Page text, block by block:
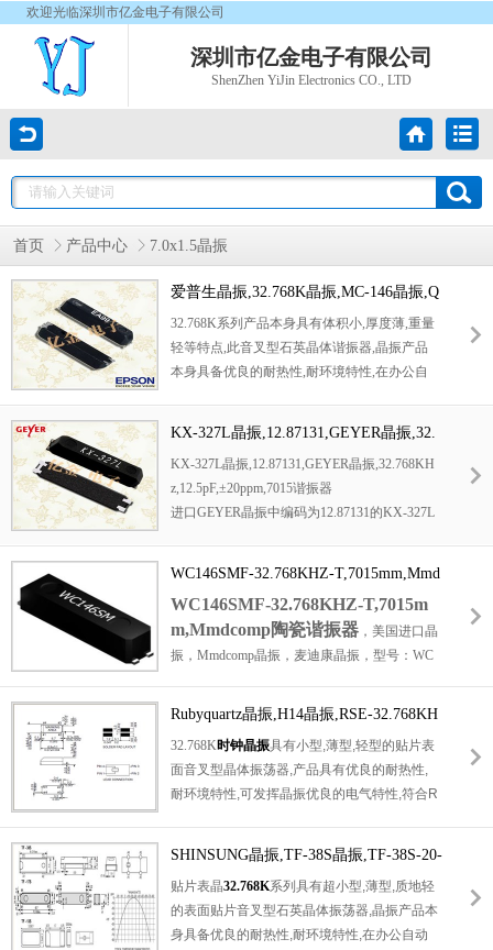
欢迎光临深圳市亿金电子有限公司
深圳市亿金电子有限公司
ShenZhen YiJin Electronics CO., LTD
首页 产品中心 7.0x1.5晶振
爱普生晶振,32.768K晶振,MC-146晶振,Q
13MC1461000200晶振
32.768K系列产品本身具有体积小,厚度薄,重量
轻等特点,此音叉型石英晶体谐振器,晶振产品
本身具备优良的耐热性,耐环境特性,在办公自
度曲线要求,金属外壳的石英晶振使得产品在封
装时能发挥比陶瓷晶振外壳更好的耐冲击性能.
KX-327L晶振,12.87131,GEYER晶振,32.
768KHz,12.5pF,±20ppm,7015谐振器
KX-327L晶振,12.87131,GEYER晶振,32.768KH
z,12.5pF,±20ppm,7015谐振器
进口GEYER晶振中编码为12.87131的KX-327L
尺寸为7.0×1.5×1.4mm，一般也称呼为7015谐
振器、32.768K时钟晶振。几十年来，GEYER
Electronic一直是频率产品、石英晶体、振荡器
和陶瓷谐振器的领先制造商之一，成立于 1964
他地方，为全球客户提供服务。
WC146SMF-32.768KHZ-T,7015mm,Mmd
comp陶瓷谐振器
WC146SMF-32.768KHZ-T,7015m
m,Mmdcomp陶瓷谐振器 ， 美国进口晶
振，Mmdcomp晶振，麦迪康晶振，型号：WC
频率为：32.768KHz，负载：12.5pF，精度：
±20ppm，工作温度范围：-40℃至+85℃，小体
积晶振尺寸：7.0x1.5x1.4mm陶瓷SMD封装，
四脚贴片晶振，无源晶振，陶瓷谐振器，7015
晶振，石英晶体谐振器。具有超小型，轻薄
型，高性能，高品质，耐热及耐环境特点。应
用于：通讯设备晶振，钟表电子晶振，数字显
Rubyquartz晶振,H14晶振,RSE-32.768KH
Z-12.5pF-H14-TR晶振
32.768K时钟晶振具有小型,薄型,轻型的贴片表
面音叉型晶体振荡器,产品具有优良的耐热性,
耐环境特性,可发挥晶振优良的电气特性,符合R
陶瓷振荡器外壳更好的耐冲击性.
SHINSUNG晶振,TF-38S晶振,TF-38S-20-
32.768KHz-12.5pF晶振
贴片表晶32.768K系列具有超小型,薄型,质地轻
的表面贴片音叉型石英晶体振荡器,晶振产品本
身具备优良的耐热性,耐环境特性,在办公自动